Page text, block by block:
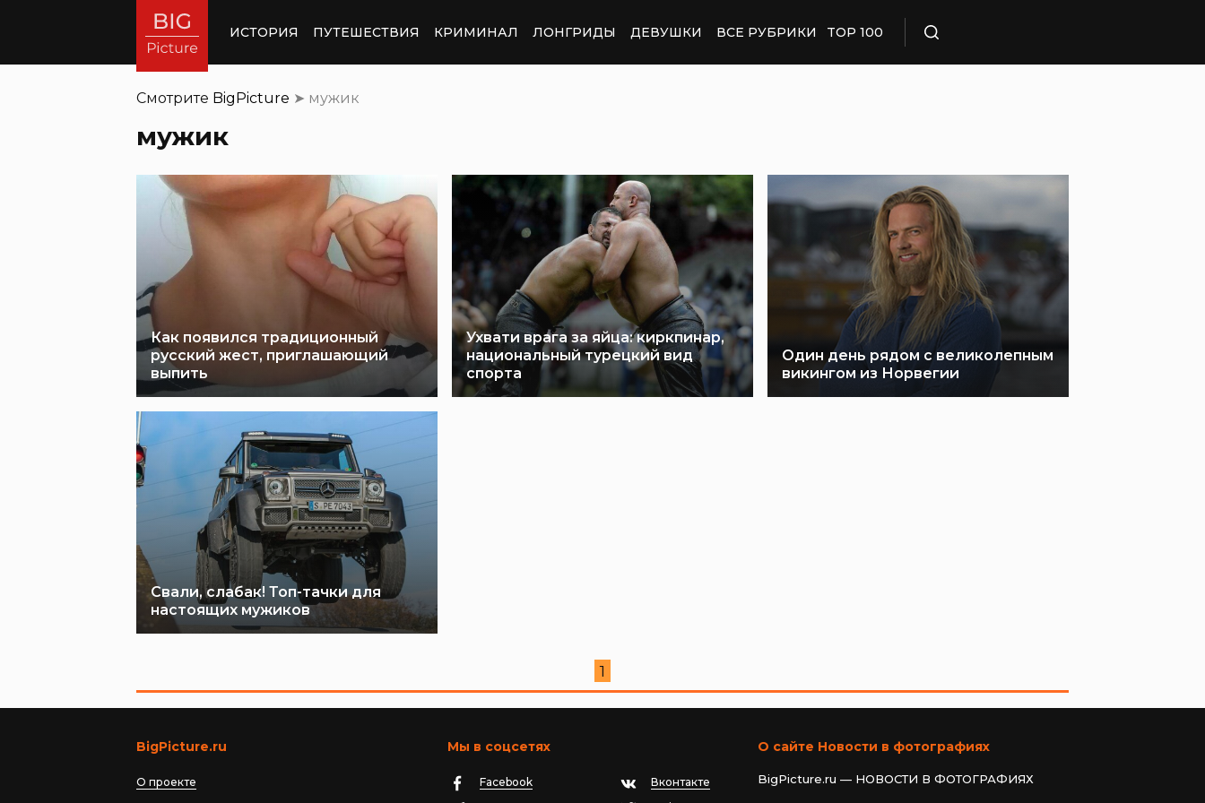
ИСТОРИЯ ПУТЕШЕСТВИЯ КРИМИНАЛ ЛОНГРИДЫ ДЕВУШКИ ВСЕ РУБРИКИ TOP 100
Смотрите BigPicture ➤ мужик
мужик
Как появился традиционный
русский жест, приглашающий
выпить
Ухвати врага за яйца: киркпинар,
национальный турецкий вид
спорта
Один день рядом с великолепным
викингом из Норвегии
Свали, слабак! Топ-тачки для
настоящих мужиков
1
BigPicture.ru
О проекте
Мы в соцсетях
Facebook
Вконтакте
О сайте Новости в фотографиях
BigPicture.ru — НОВОСТИ В ФОТОГРАФИЯХ